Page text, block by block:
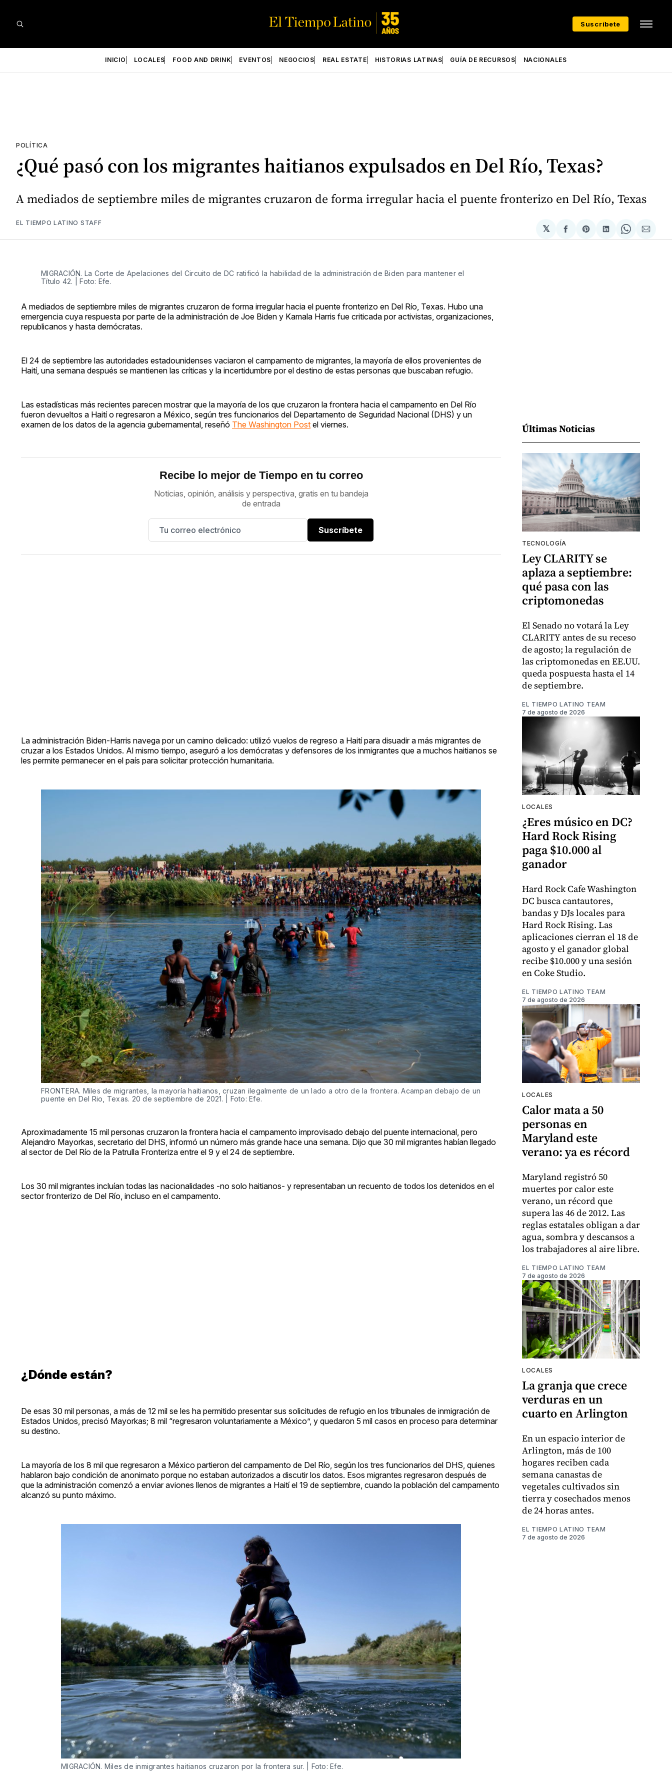
Suscríbete
INICIO LOCALES FOOD AND DRINK EVENTOS NEGOCIOS REAL ESTATE HISTORIAS LATINAS GUÍA DE RECURSOS NACIONALES
POLÍTICA
¿Qué pasó con los migrantes haitianos expulsados en Del Río, Texas?
A mediados de septiembre miles de migrantes cruzaron de forma irregular hacia el puente fronterizo en Del Río, Texas
EL TIEMPO LATINO STAFF
𝕏
Compartir
en
Share
on
Compartir
en
Share
on
via
MIGRACIÓN. La Corte de Apelaciones del Circuito de DC ratificó la habilidad de la administración de Biden para mantener el
Título 42. | Foto: Efe.
A mediados de septiembre miles de migrantes cruzaron de forma irregular hacia el puente fronterizo en Del Río, Texas. Hubo una
emergencia cuya respuesta por parte de la administración de Joe Biden y Kamala Harris fue criticada por activistas, organizaciones,
republicanos y hasta demócratas.
El 24 de septiembre las autoridades estadounidenses vaciaron el campamento de migrantes, la mayoría de ellos provenientes de
Haití, una semana después se mantienen las críticas y la incertidumbre por el destino de estas personas que buscaban refugio.
Las estadísticas más recientes parecen mostrar que la mayoría de los que cruzaron la frontera hacia el campamento en Del Río
fueron devueltos a Haití o regresaron a México, según tres funcionarios del Departamento de Seguridad Nacional (DHS) y un
examen de los datos de la agencia gubernamental, reseñó The Washington Post el viernes.
Recibe lo mejor de Tiempo en tu correo
Noticias, opinión, análisis y perspectiva, gratis en tu bandeja
de entrada
Suscríbete
La administración Biden-Harris navega por un camino delicado: utilizó vuelos de regreso a Haití para disuadir a más migrantes de
cruzar a los Estados Unidos. Al mismo tiempo, aseguró a los demócratas y defensores de los inmigrantes que a muchos haitianos se
les permite permanecer en el país para solicitar protección humanitaria.
FRONTERA. Miles de migrantes, la mayoría haitianos, cruzan ilegalmente de un lado a otro de la frontera. Acampan debajo de un
puente en Del Rio, Texas. 20 de septiembre de 2021. | Foto: Efe.
Aproximadamente 15 mil personas cruzaron la frontera hacia el campamento improvisado debajo del puente internacional, pero
Alejandro Mayorkas, secretario del DHS, informó un número más grande hace una semana. Dijo que 30 mil migrantes habían llegado
al sector de Del Río de la Patrulla Fronteriza entre el 9 y el 24 de septiembre.
Los 30 mil migrantes incluían todas las nacionalidades -no solo haitianos- y representaban un recuento de todos los detenidos en el
sector fronterizo de Del Río, incluso en el campamento.
¿Dónde están?
De esas 30 mil personas, a más de 12 mil se les ha permitido presentar sus solicitudes de refugio en los tribunales de inmigración de
Estados Unidos, precisó Mayorkas; 8 mil “regresaron voluntariamente a México”, y quedaron 5 mil casos en proceso para determinar
su destino.
La mayoría de los 8 mil que regresaron a México partieron del campamento de Del Río, según los tres funcionarios del DHS, quienes
hablaron bajo condición de anonimato porque no estaban autorizados a discutir los datos. Esos migrantes regresaron después de
que la administración comenzó a enviar aviones llenos de migrantes a Haití el 19 de septiembre, cuando la población del campamento
alcanzó su punto máximo.
MIGRACIÓN. Miles de inmigrantes haitianos cruzaron por la frontera sur. | Foto: Efe.
Últimas Noticias
TECNOLOGÍA
Ley CLARITY se
aplaza a septiembre:
qué pasa con las
criptomonedas
El Senado no votará la Ley
CLARITY antes de su receso
de agosto; la regulación de
las criptomonedas en EE.UU.
queda pospuesta hasta el 14
de septiembre.
EL TIEMPO LATINO TEAM
7 de agosto de 2026
LOCALES
¿Eres músico en DC?
Hard Rock Rising
paga $10.000 al
ganador
Hard Rock Cafe Washington
DC busca cantautores,
bandas y DJs locales para
Hard Rock Rising. Las
aplicaciones cierran el 18 de
agosto y el ganador global
recibe $10.000 y una sesión
en Coke Studio.
EL TIEMPO LATINO TEAM
7 de agosto de 2026
LOCALES
Calor mata a 50
personas en
Maryland este
verano: ya es récord
Maryland registró 50
muertes por calor este
verano, un récord que
supera las 46 de 2012. Las
reglas estatales obligan a dar
agua, sombra y descansos a
los trabajadores al aire libre.
EL TIEMPO LATINO TEAM
7 de agosto de 2026
LOCALES
La granja que crece
verduras en un
cuarto en Arlington
En un espacio interior de
Arlington, más de 100
hogares reciben cada
semana canastas de
vegetales cultivados sin
tierra y cosechados menos
de 24 horas antes.
EL TIEMPO LATINO TEAM
7 de agosto de 2026